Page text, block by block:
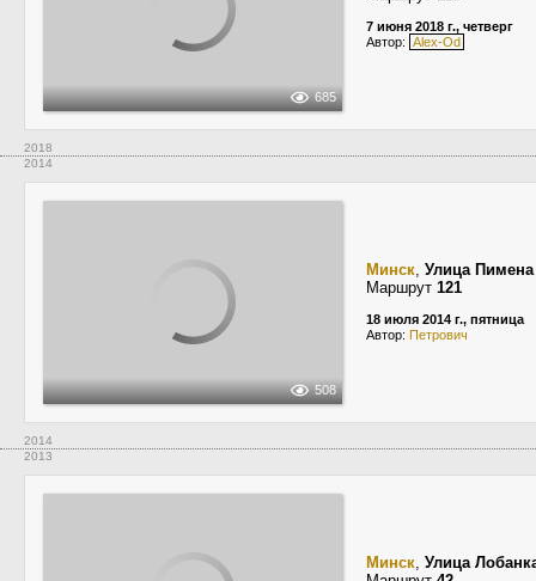
685
7 июня 2018 г., четверг
Автор: Alex-Od
2018
2014
508
Минск, Улица
Маршрут 121
18 июля 2014 г., пятница
Автор: Петрович
2014
2013
Минск, Улица